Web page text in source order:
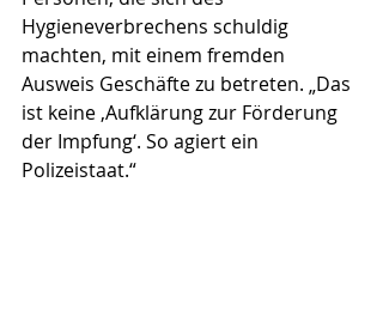
Hygieneverbrechens schuldig
machten, mit einem fremden
Ausweis Geschäfte zu betreten. „Das
ist keine ‚Aufklärung zur Förderung
der Impfung‘. So agiert ein
Polizeistaat.“